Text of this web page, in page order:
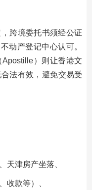
跨境委托书须经公证
动产登记中心认可。
）则让香港文
法有效，避免交易受
天津房产坐落、
收款等）、